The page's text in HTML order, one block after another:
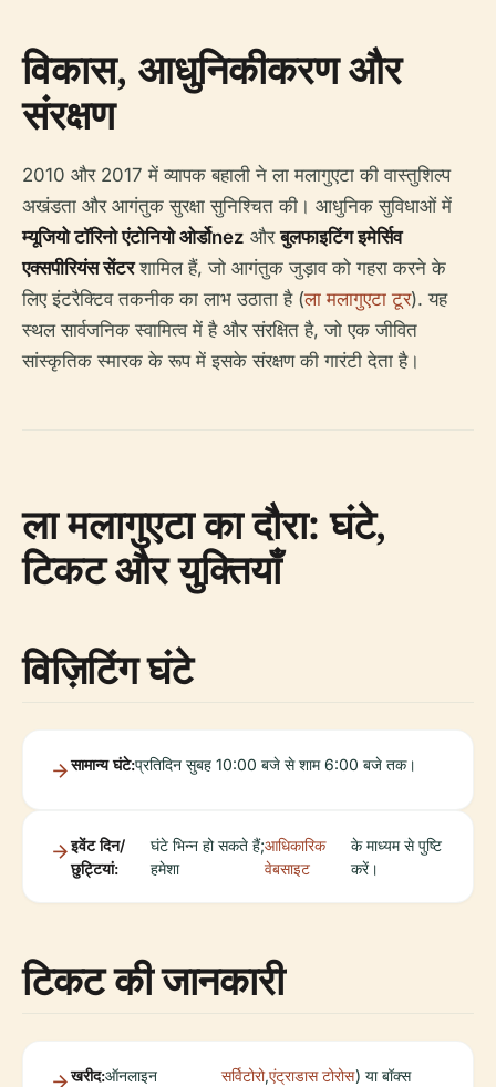
विकास, आधुनिकीकरण और
संरक्षण
2010 और 2017 में व्यापक बहाली ने ला मलागुएटा की वास्तुशिल्प
अखंडता और आगंतुक सुरक्षा सुनिश्चित की। आधुनिक सुविधाओं में
म्यूजियो टॉरिनो एंटोनियो ओर्डोnez औरबुलफाइटिंग इमेर्सिव
एक्सपीरियंस सेंटरशामिल हैं, जो आगंतुक जुड़ाव को गहरा करने के
लिए इंटरैक्टिव तकनीक का लाभ उठाता है (ला मलागुएटा टूर). यह
स्थल सार्वजनिक स्वामित्व में है और संरक्षित है, जो एक जीवित
सांस्कृतिक स्मारक के रूप में इसके संरक्षण की गारंटी देता है।
ला मलागुएटा का दौरा: घंटे,
टिकट और युक्तियाँ
विज़िटिंग घंटे
सामान्य घंटे:प्रतिदिन सुबह 10:00 बजे से शाम 6:00 बजे तक।
इवेंट दिन/
छुट्टियां:
घंटे भिन्न हो सकते हैं;
हमेशा
आधिकारिक
वेबसाइट
के माध्यम से पुष्टि
करें।
टिकट की जानकारी
खरीद:ऑनलाइन
सर्विटोरो,एंट्राडास टोरोस) या बॉक्स